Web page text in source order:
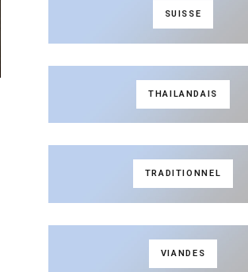
SUISSE
THAILANDAIS
TRADITIONNEL
VIANDES